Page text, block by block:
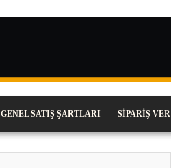
GENEL SATIŞ ŞARTLARI SIPARIŞ VER